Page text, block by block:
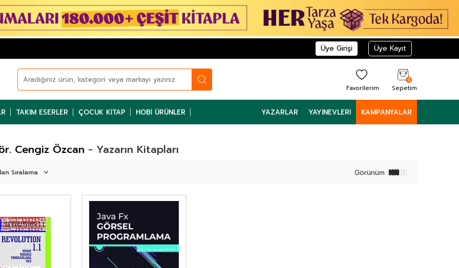
Üye Girişi Üye Kayıt
Favorilerim
0
Sepetim
TAKIM ESERLER ÇOCUK KITAP HOBI ÜRÜNLER YAZARLAR YAYINEVLERI KAMPANYALAR
- Yazarın Kitapları
Cengiz Özcan
Görünüm :